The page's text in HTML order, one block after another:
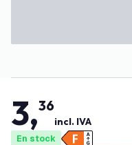
3,36
incl. IVA
En stock